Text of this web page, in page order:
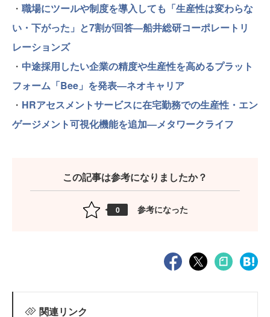
・ 職場にツールや制度を導入しても「生産性は変わらな
い・下がった」と7割が回答―船井総研コーポレートリ
レーションズ
・ 中途採用したい企業の精度や生産性を高めるプラット
フォーム「Bee」を発表―ネオキャリア
・ HRアセスメントサービスに在宅勤務での生産性・エン
ゲージメント可視化機能を追加―メタワークライフ
この記事は参考になりましたか？
0 参考になった
関連リンク